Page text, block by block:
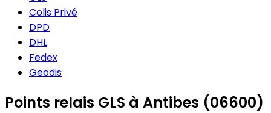
Colis Privé
DPD
DHL
Fedex
Geodis
Points relais GLS à Antibes (06600)